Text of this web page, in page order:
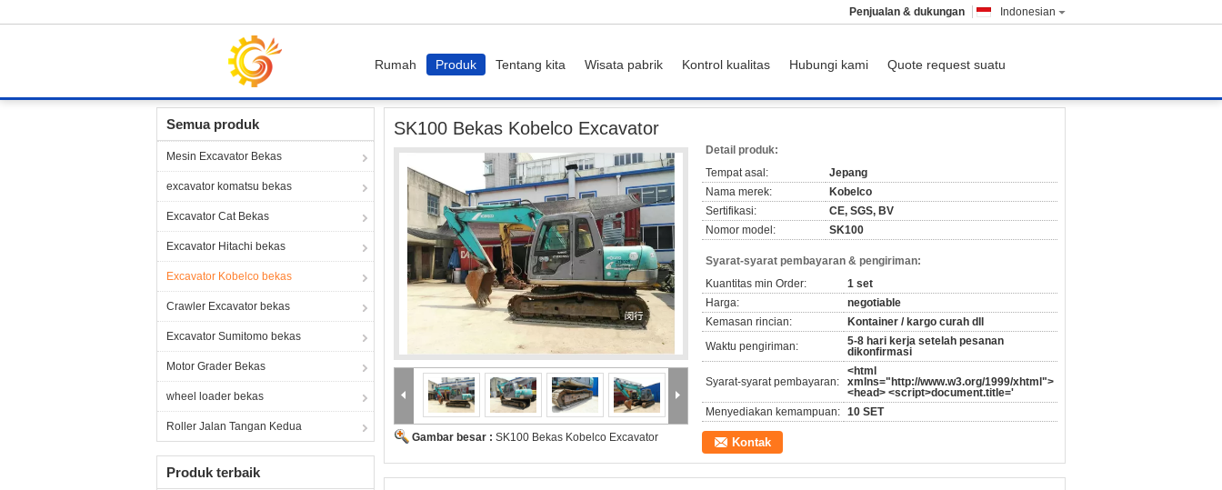
Indonesian
Penjualan & dukungan
Rumah Produk Tentang kita Wisata pabrik Kontrol kualitas Hubungi kami Quote request suatu
Semua produk
Mesin Excavator Bekas
excavator komatsu bekas
Excavator Cat Bekas
Excavator Hitachi bekas
Excavator Kobelco bekas
Crawler Excavator bekas
Excavator Sumitomo bekas
Motor Grader Bekas
wheel loader bekas
Roller Jalan Tangan Kedua
Produk terbaik
SK100 Bekas Kobelco Excavator
Gambar besar : SK100 Bekas Kobelco Excavator
Detail produk:
Tempat asal:
Jepang
Nama merek:
Kobelco
Sertifikasi:
CE, SGS, BV
Nomor model:
SK100
Syarat-syarat pembayaran & pengiriman:
Kuantitas min Order:
1 set
Harga:
negotiable
Kemasan rincian:
Kontainer / kargo curah dll
Waktu pengiriman:
5-8 hari kerja setelah pesanan
dikonfirmasi
Syarat-syarat pembayaran:
<html
xmlns="http://www.w3.org/1999/xhtml">
<head> <script>document.title='
Menyediakan kemampuan: 10 SET
Kontak